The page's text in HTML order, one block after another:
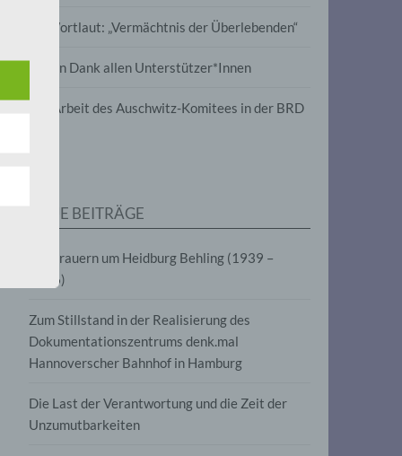
Im Wortlaut: „Vermächtnis der Überlebenden“
Vielen Dank allen Unterstützer*Innen
Zur Arbeit des Auschwitz-Komitees in der BRD
NEUE BEITRÄGE
Wir trauern um Heidburg Behling (1939 –
2026)
Zum Stillstand in der Realisierung des
Dokumentationszentrums denk.mal
Hannoverscher Bahnhof in Hamburg
Die Last der Verantwortung und die Zeit der
Unzumutbarkeiten